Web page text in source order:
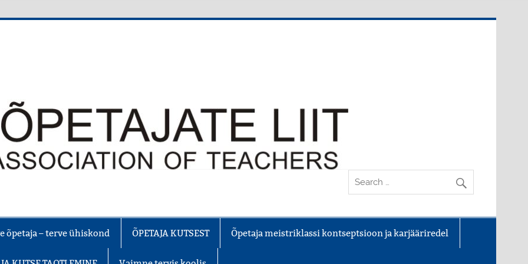
õpetaja – terve ühiskond ÕPETAJA KUTSEST Õpetaja meistriklassi kontseptsioon ja karjääriredel